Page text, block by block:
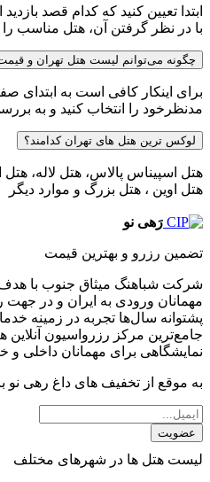
ابتدا تعیین کنید که کدام قصد
با در نظر گرفتن آن، هتل مناسب را
چگونه می‌توانم لیست هتل تهران و
برای اینکار کافی است به ابتدای
مدنظرخود را انتخاب کنید و به
لوکس ترین هتل های تهران کدامند؟
هتل اسپیناس پالاس، هتل لاله، هتل
هتل اوین ، هتل بزرگ و موارد دیگر
رَهی نو
تضمین رزرو و بهترین قیمت
شرکت شباهنگ میثاق جنوب با
مهمانان ورودی به ایران و در
پشتوانه سال‌ها تجربه در زمینه
جامع‌ترین مرکز رزرواسیون
نمایشگاهی برای مهمانان داخلی و
به موقع از تخفیف های داغ رهی نو
عضویت
لیست هتل ها در شهرهای مختلف